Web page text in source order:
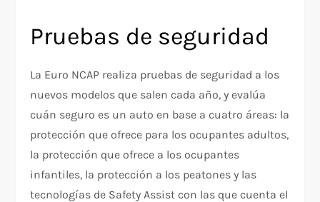
Pruebas de seguridad
La Euro NCAP realiza pruebas de seguridad a los
nuevos modelos que salen cada año, y evalúa
cuán seguro es un auto en base a cuatro áreas: la
protección que ofrece para los ocupantes adultos,
la protección que ofrece a los ocupantes
infantiles, la protección a los peatones y las
tecnologías de Safety Assist con las que cuenta el